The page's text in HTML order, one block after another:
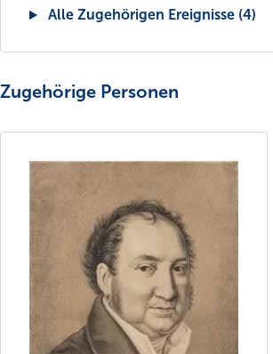
Alle Zugehörigen Ereignisse (4)
Zugehörige Personen